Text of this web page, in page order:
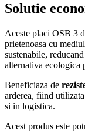
Solutie
Aceste placi OSB 3
prietenoasa cu
sustenabile,
alternativa ecologica
Beneficiaza de
arderea, fiind
si in logistica.
Acest produs este